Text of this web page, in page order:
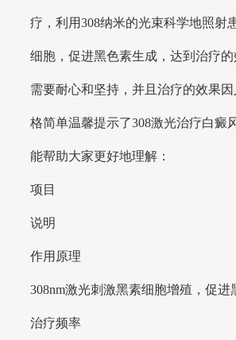
疗，利用308纳米的光束科学地照射
细胞，促进黑色素生成，达到治疗
需要耐心和坚持，并且治疗的效果
格简单温馨提示了308激光治疗白癜
能帮助大家更好地理解：
项目
说明
作用原理
308nm激光刺激黑素细胞增殖，促进
治疗频率